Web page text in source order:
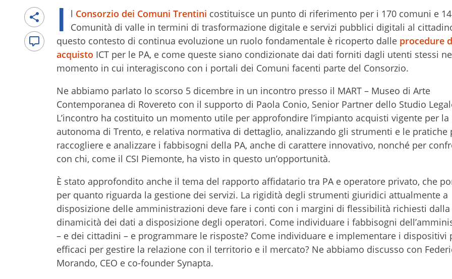
I l Consorzio dei Comuni Trentini costituisce un punto di riferimento per i 170 comuni e 14
Comunità di valle in termini di trasformazione digitale e servizi pubblici digitali al
questo contesto di continua evoluzione un ruolo fondamentale è ricoperto dalle procedure
acquisto ICT per le PA, e come queste siano condizionate dai dati forniti dagli utenti stessi
momento in cui interagiscono con i portali dei Comuni facenti parte del Consorzio.
Ne abbiamo parlato lo scorso 5 dicembre in un incontro presso il MART – Museo di Arte
Contemporanea di Rovereto con il supporto di Paola Conio, Senior Partner dello Studio
L’incontro ha costituito un momento utile per approfondire l’impianto acquisti vigente per la
autonoma di Trento, e relativa normativa di dettaglio, analizzando gli strumenti e le pratiche
raccogliere e analizzare i fabbisogni della PA, anche di carattere innovativo, nonché per
con chi, come il CSI Piemonte, ha visto in questo un’opportunità.
È stato approfondito anche il tema del rapporto affidatario tra PA e operatore privato, che
per quanto riguarda la gestione dei servizi. La rigidità degli strumenti giuridici attualmente a
disposizione delle amministrazioni deve fare i conti con i margini di flessibilità richiesti dalla
dinamicità dei dati a disposizione degli operatori. Come individuare i fabbisogni
– e dei cittadini – e programmare le risposte? Come individuare e implementare i dispositivi
efficaci per gestire la relazione con il territorio e il mercato? Ne abbiamo discusso con
Morando, CEO e co-founder Synapta.